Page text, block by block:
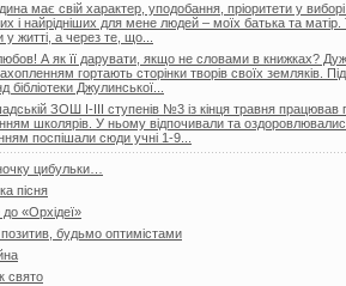
має свій характер, уподобання, пріоритети у
і найрідніших для мене людей – моїх батька та
у житті, а через те, що...
А як її дарувати, якщо не словами в книжках?
гортають сторінки творів своїх земляків.
бібліотеки Джулинської...
ЗОШ І-ІІІ ступенів №3 із кінця травня
школярів. У ньому відпочивали та
поспішали сюди учні 1-9...
цибульки…
пісня
до «Орхідеї»
будьмо оптимістами
свято